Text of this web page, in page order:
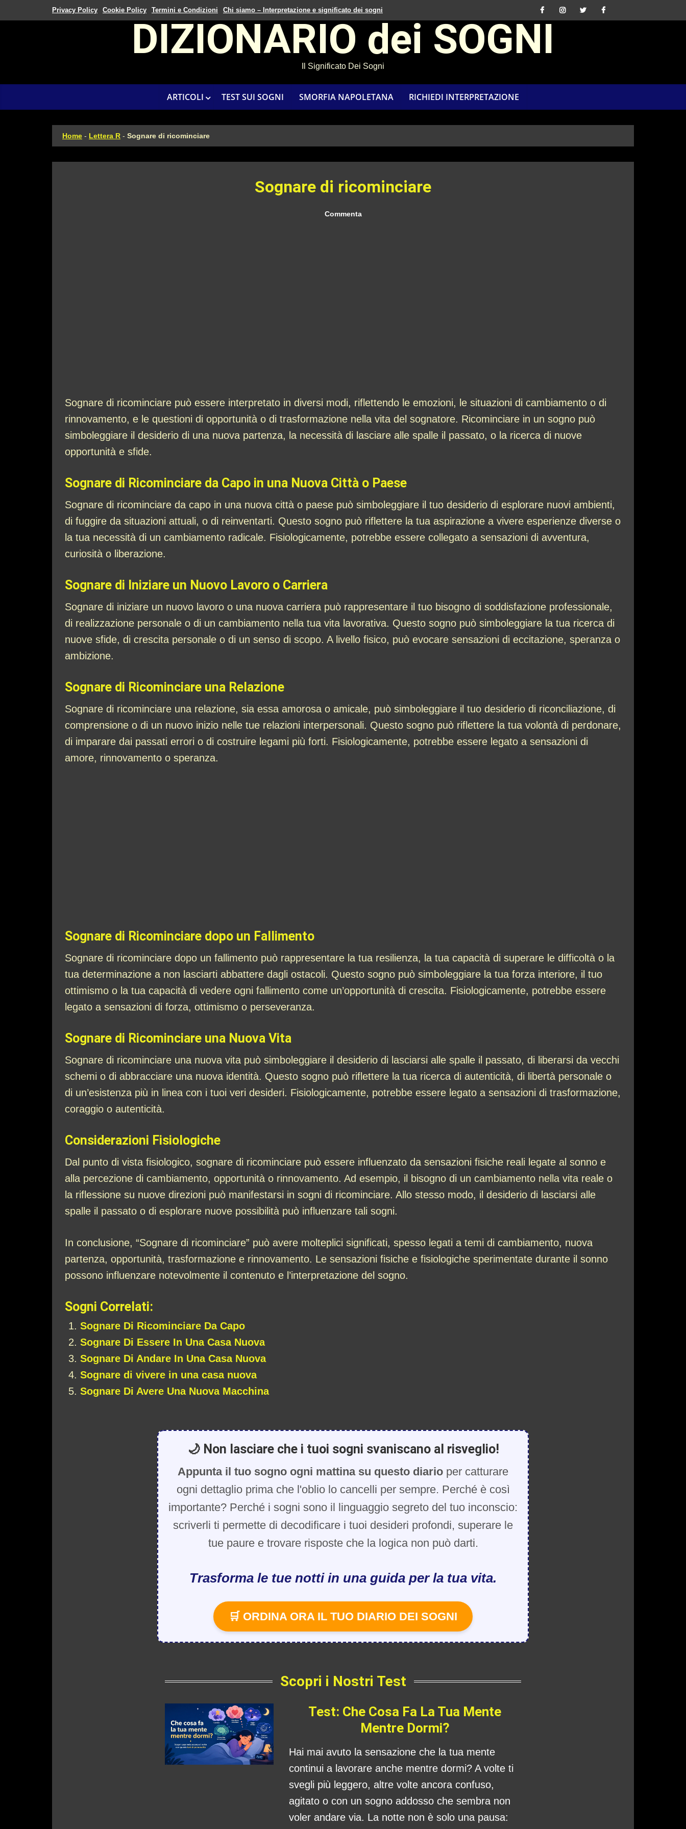
Privacy Policy Cookie Policy Termini e Condizioni Chi siamo – Interpretazione e significato dei sogni
DIZIONARIO dei SOGNI
Il Significato Dei Sogni
ARTICOLI TEST SUI SOGNI SMORFIA NAPOLETANA RICHIEDI INTERPRETAZIONE
Home - Lettera R - Sognare di ricominciare
Sognare di ricominciare
Commenta
Sognare di ricominciare può essere interpretato in diversi modi, riflettendo le emozioni, le situazioni di cambiamento o di
rinnovamento, e le questioni di opportunità o di trasformazione nella vita del sognatore. Ricominciare in un sogno può
simboleggiare il desiderio di una nuova partenza, la necessità di lasciare alle spalle il passato, o la ricerca di nuove
opportunità e sfide.
Sognare di Ricominciare da Capo in una Nuova Città o Paese
Sognare di ricominciare da capo in una nuova città o paese può simboleggiare il tuo desiderio di esplorare nuovi ambienti,
di fuggire da situazioni attuali, o di reinventarti. Questo sogno può riflettere la tua aspirazione a vivere esperienze diverse o
la tua necessità di un cambiamento radicale. Fisiologicamente, potrebbe essere collegato a sensazioni di avventura,
curiosità o liberazione.
Sognare di Iniziare un Nuovo Lavoro o Carriera
Sognare di iniziare un nuovo lavoro o una nuova carriera può rappresentare il tuo bisogno di soddisfazione professionale,
di realizzazione personale o di un cambiamento nella tua vita lavorativa. Questo sogno può simboleggiare la tua ricerca di
nuove sfide, di crescita personale o di un senso di scopo. A livello fisico, può evocare sensazioni di eccitazione, speranza o
ambizione.
Sognare di Ricominciare una Relazione
Sognare di ricominciare una relazione, sia essa amorosa o amicale, può simboleggiare il tuo desiderio di riconciliazione, di
comprensione o di un nuovo inizio nelle tue relazioni interpersonali. Questo sogno può riflettere la tua volontà di perdonare,
di imparare dai passati errori o di costruire legami più forti. Fisiologicamente, potrebbe essere legato a sensazioni di
amore, rinnovamento o speranza.
Sognare di Ricominciare dopo un Fallimento
Sognare di ricominciare dopo un fallimento può rappresentare la tua resilienza, la tua capacità di superare le difficoltà o la
tua determinazione a non lasciarti abbattere dagli ostacoli. Questo sogno può simboleggiare la tua forza interiore, il tuo
ottimismo o la tua capacità di vedere ogni fallimento come un’opportunità di crescita. Fisiologicamente, potrebbe essere
legato a sensazioni di forza, ottimismo o perseveranza.
Sognare di Ricominciare una Nuova Vita
Sognare di ricominciare una nuova vita può simboleggiare il desiderio di lasciarsi alle spalle il passato, di liberarsi da vecchi
schemi o di abbracciare una nuova identità. Questo sogno può riflettere la tua ricerca di autenticità, di libertà personale o
di un’esistenza più in linea con i tuoi veri desideri. Fisiologicamente, potrebbe essere legato a sensazioni di trasformazione,
coraggio o autenticità.
Considerazioni Fisiologiche
Dal punto di vista fisiologico, sognare di ricominciare può essere influenzato da sensazioni fisiche reali legate al sonno e
alla percezione di cambiamento, opportunità o rinnovamento. Ad esempio, il bisogno di un cambiamento nella vita reale o
la riflessione su nuove direzioni può manifestarsi in sogni di ricominciare. Allo stesso modo, il desiderio di lasciarsi alle
spalle il passato o di esplorare nuove possibilità può influenzare tali sogni.
In conclusione, “Sognare di ricominciare” può avere molteplici significati, spesso legati a temi di cambiamento, nuova
partenza, opportunità, trasformazione e rinnovamento. Le sensazioni fisiche e fisiologiche sperimentate durante il sonno
possono influenzare notevolmente il contenuto e l’interpretazione del sogno.
Sogni Correlati:
Sognare Di Ricominciare Da Capo
Sognare Di Essere In Una Casa Nuova
Sognare Di Andare In Una Casa Nuova
Sognare di vivere in una casa nuova
Sognare Di Avere Una Nuova Macchina
🌙 Non lasciare che i tuoi sogni svaniscano al risveglio!
Appunta il tuo sogno ogni mattina su questo diario per catturare
ogni dettaglio prima che l'oblio lo cancelli per sempre. Perché è così
importante? Perché i sogni sono il linguaggio segreto del tuo inconscio:
scriverli ti permette di decodificare i tuoi desideri profondi, superare le
tue paure e trovare risposte che la logica non può darti.
Trasforma le tue notti in una guida per la tua vita.
🛒 ORDINA ORA IL TUO DIARIO DEI SOGNI
Scopri i Nostri Test
Test: Che Cosa Fa La Tua Mente
Mentre Dormi?
Hai mai avuto la sensazione che la tua mente
continui a lavorare anche mentre dormi? A volte ti
svegli più leggero, altre volte ancora confuso,
agitato o con un sogno addosso che sembra non
voler andare via. La notte non è solo una pausa: